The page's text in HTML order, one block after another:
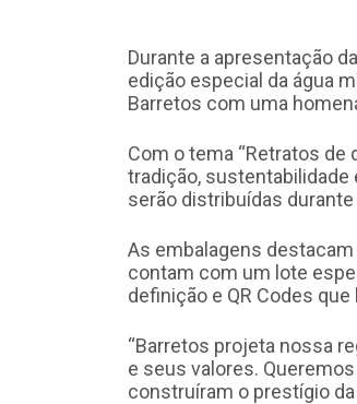
Durante a apresentação
edição especial da água
Barretos com uma
Com o tema “Retratos de
tradição, sustentabilidade
serão distribuídas
As embalagens
contam com um lote
definição e QR Codes
“Barretos projeta nossa
e seus valores.
construíram o prestígio